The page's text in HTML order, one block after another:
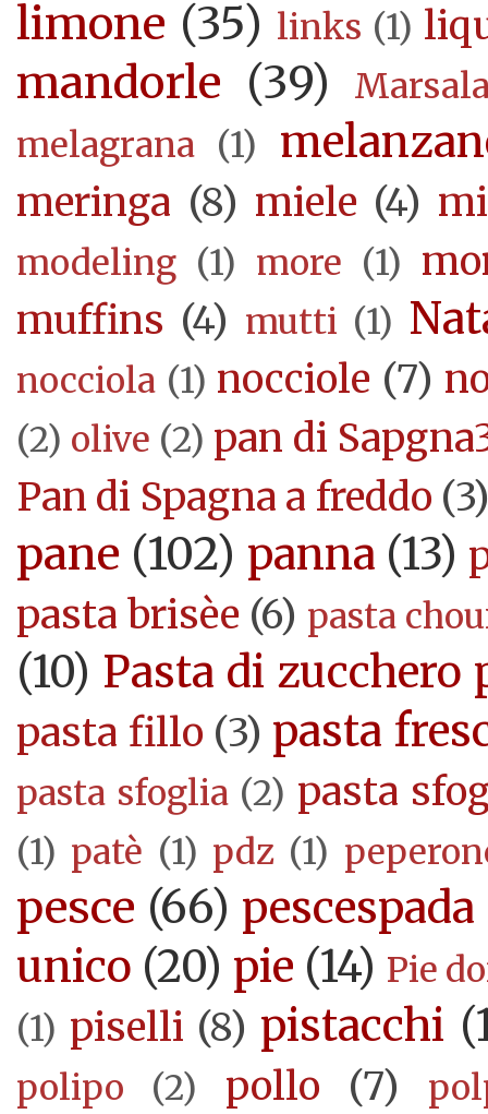
limone (35) links (1)
mandorle (39)
melagrana (1)
meringa (8) miele (4)
modeling (1) more (1)
muffins (4) mutti (1)
nocciola (1) nocciole (7)
(2) olive (2) pan di
Pan di Spagna a freddo (3)
pane (102) panna (13)
pasta brisèe (6) pasta
(10) Pasta di zucchero
pasta fillo (3) pasta
pasta sfoglia (2) pasta
(1) patè (1) pdz (1)
pesce (66) pescespada
unico (20) pie (14) Pie
(1) piselli (8) pistacchi
polipo (2) pollo (7)